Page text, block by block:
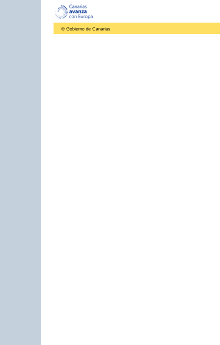
© Gobierno de Canarias